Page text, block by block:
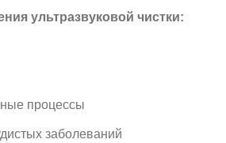
ультразвуковой чистки:
процессы
заболеваний